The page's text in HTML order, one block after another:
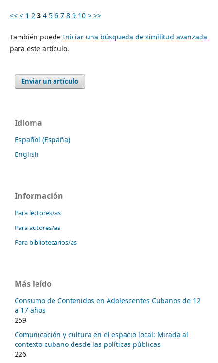
<< < 1 2 3 4 5 6 7 8 9 10 > >>
También puede Iniciar una búsqueda de similitud avanzada
para este artículo.
Enviar un artículo
Idioma
Español (España)
English
Información
Para lectores/as
Para autores/as
Para bibliotecarios/as
Más leído
Consumo de Contenidos en Adolescentes Cubanos de 12
a 17 años
259
Comunicación y cultura en el espacio local: Mirada al
contexto cubano desde las políticas públicas
226